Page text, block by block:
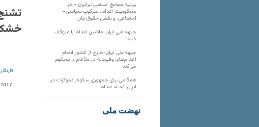
بیانیه مجامع اسلامی ایرانیان – در
محکومیت اعدام، سرکوب سیاسی–
اجتماعی، و نقض حقوق زنان
جبهه ملی ایران: ماشین اعدام را متوقف
کنید!
جبهه ملی ایران-خارج از کشور انجام
اعدام‌های وقیحانه در ملأِعام را محکوم
می‌کند
همگامی برای جمهوری سکولار دموکرات در
ایران: نه به اعدام
نهضت ملی